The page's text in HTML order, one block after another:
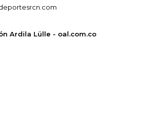
Ardila Lülle - oal.com.co